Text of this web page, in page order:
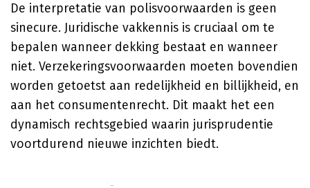
De interpretatie van polisvoorwaarden is geen
sinecure. Juridische vakkennis is cruciaal om te
bepalen wanneer dekking bestaat en wanneer
niet. Verzekeringsvoorwaarden moeten bovendien
worden getoetst aan redelijkheid en billijkheid, en
aan het consumentenrecht. Dit maakt het een
dynamisch rechtsgebied waarin jurisprudentie
voortdurend nieuwe inzichten biedt.